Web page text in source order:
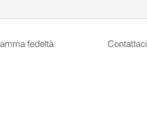
fedeltà Contattaci